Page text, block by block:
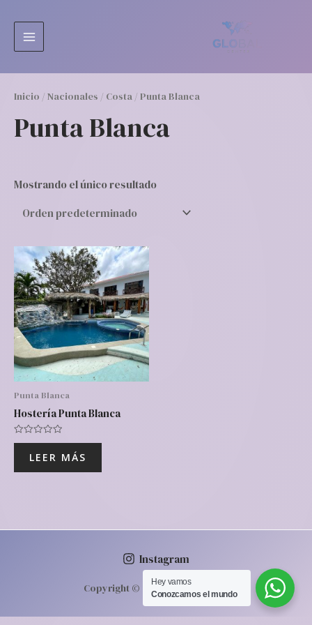
contenidoMENU
Inicio / Nacionales / Costa / Punta Blanca
Punta Blanca
Mostrando el único resultado
Punta Blanca
Hostería Punta Blanca
Valorado
LEER MÁS
Instagram
Copyright © 2026 | Powered by
Hey vamos‎ ‎ ‎
Conozcamos‎ el mundo